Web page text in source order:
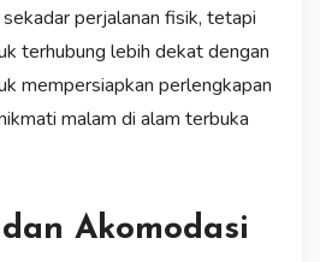
perjalanan fisik, tetapi
terhubung lebih dekat dengan
mempersiapkan perlengkapan
malam di alam terbuka
Akomodasi